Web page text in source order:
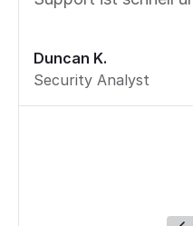
Duncan K.
Security Analyst